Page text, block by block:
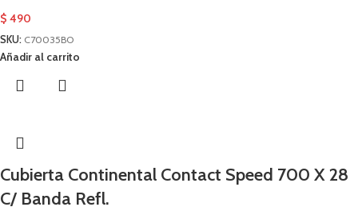
$ 490
SKU: C70035BO
Añadir al carrito
Cubierta Continental Contact Speed 700 X 28
C/ Banda Refl.